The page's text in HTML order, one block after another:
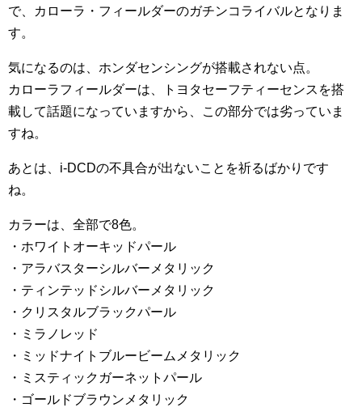
で、カローラ・フィールダーのガチンコライバルとなりま
す。
気になるのは、ホンダセンシングが搭載されない点。
カローラフィールダーは、トヨタセーフティーセンスを搭
載して話題になっていますから、この部分では劣っていま
すね。
あとは、i-DCDの不具合が出ないことを祈るばかりです
ね。
カラーは、全部で8色。
・ホワイトオーキッドパール
・アラバスターシルバーメタリック
・ティンテッドシルバーメタリック
・クリスタルブラックパール
・ミラノレッド
・ミッドナイトブルービームメタリック
・ミスティックガーネットパール
・ゴールドブラウンメタリック